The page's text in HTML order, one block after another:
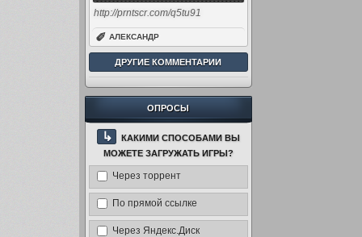
игр / Game Dev Tycoon v1.5.12
(2013) [Rus / UA / Eng] +
редактор
http://prntscr.com/q5tu91
✐ АЛЕКСАНДР
ДРУГИЕ КОММЕНТАРИИ
ОПРОСЫ
↳
КАКИМИ СПОСОБАМИ ВЫ
МОЖЕТЕ ЗАГРУЖАТЬ ИГРЫ?
Через торрент
По прямой ссылке
Через Яндекс.Диск